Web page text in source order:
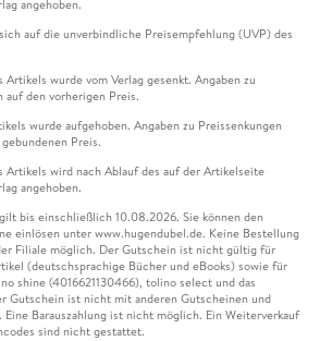
angehoben.
auf die unverbindliche Preisempfehlung (UVP) des
wurde vom Verlag gesenkt. Angaben zu
auf den vorherigen Preis.
wurde aufgehoben. Angaben zu Preissenkungen
Preis.
Artikels wird nach Ablauf des auf der Artikelseite
angehoben.
bis einschließlich 10.08.2026. Sie können den
einlösen unter www.hugendubel.de. Keine Bestellung
Filiale möglich. Der Gutschein ist nicht gültig für
(deutschsprachige Bücher und eBooks) sowie für
shine (4016621130466), tolino select und das
Gutschein ist nicht mit anderen Gutscheinen und
Eine Barauszahlung ist nicht möglich. Ein Weiterverkauf
sind nicht gestattet.